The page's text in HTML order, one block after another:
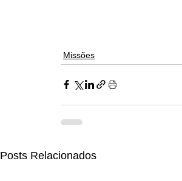
Missões
Posts Relacionados